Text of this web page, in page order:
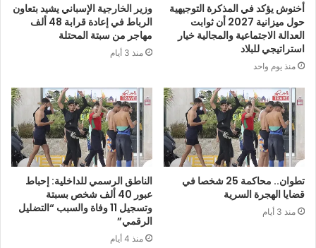
أخنوش يؤكد في المذكرة التوجيهية
حول ميزانية 2027 أن ثوابت
العدالة الاجتماعية والمجالية خيار
استراتيجي للبلاد
منذ يوم واحد
وزير الخارجية الإسباني يشيد بتعاون
الرباط في إعادة قرابة 48 ألف
مهاجر من سبتة المحتلة
منذ 3 أيام
تطوان.. محاكمة 25 شخصا في
قضايا الهجرة السرية
منذ 3 أيام
الناطق الرسمي للداخلية: إحباط
عبور 40 ألف شخص بسبتة
وتسجيل 11 وفاة والسبب “التضليل
الرقمي”
منذ 4 أيام